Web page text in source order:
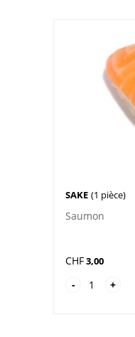
SAKE (1 pièce)
Saumon
CHF3,00
-
quantité
+